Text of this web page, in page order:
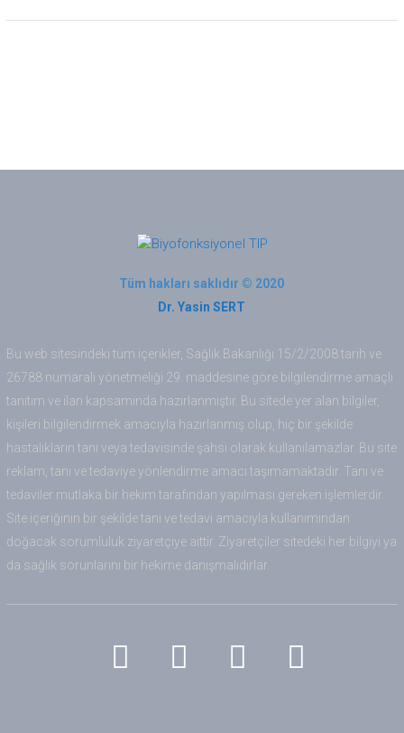
Tüm hakları saklıdır © 2020
Dr. Yasin SERT
Bu web sitesindeki tüm içerikler, Sağlık Bakanlığı 15/2/2008 tarih ve
26788 numaralı yönetmeliği 29. maddesine göre bilgilendirme amaçlı
tanıtım ve ilan kapsamında hazırlanmıştır. Bu sitede yer alan bilgiler,
kişileri bilgilendirmek amacıyla hazırlanmış olup, hiç bir şekilde
hastalıkların tanı veya tedavisinde şahsi olarak kullanılamazlar. Bu site
reklam, tanı ve tedaviye yönlendirme amacı taşımamaktadır. Tanı ve
tedaviler mutlaka bir hekim tarafından yapılması gereken işlemlerdir.
Site içeriğinin bir şekilde tanı ve tedavi amacıyla kullanımından
doğacak sorumluluk ziyaretçiye aittir. Ziyaretçiler sitedeki her bilgiyi ya
da sağlık sorunlarını bir hekime danışmalıdırlar.